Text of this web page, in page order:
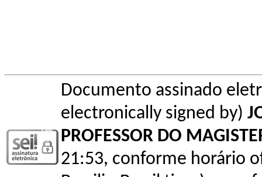
Documento assinado
electronically signed by)
PROFESSOR DO
21:53, conforme horário